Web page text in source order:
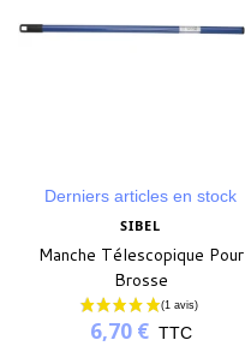
Derniers articles en stock
SIBEL
Manche Télescopique Pour
Brosse
6,70 € TTC